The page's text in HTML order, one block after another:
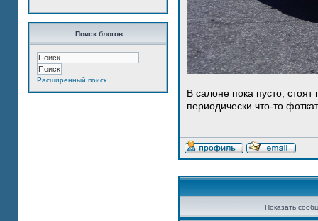
Поиск блогов
Расширенный поиск
В салоне пока пусто,
периодически что-то
Показать